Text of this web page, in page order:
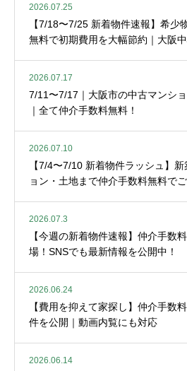
2026.07.25
【7/18〜7/25 新着物件速報】希少
無料で初期費用を大幅節約｜大阪
2026.07.17
7/11〜7/17｜大阪市の中古マンシ
｜全て仲介手数料無料！
2026.07.10
【7/4〜7/10 新着物件ラッシュ】
ョン・土地まで仲介手数料無料で
2026.07.3
【今週の新着物件速報】仲介手数
場！SNSでも最新情報を公開中！
2026.06.24
【費用を抑えて家探し】仲介手数
件を公開｜動画内覧にも対応
2026.06.14